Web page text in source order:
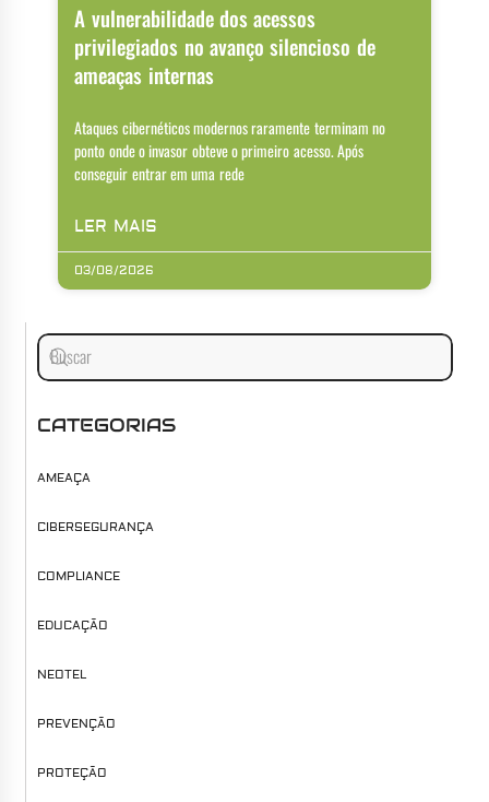
A vulnerabilidade dos acessos
privilegiados no avanço silencioso de
ameaças internas
Ataques cibernéticos modernos raramente terminam no
ponto onde o invasor obteve o primeiro acesso. Após
conseguir entrar em uma rede
LER MAIS
03/08/2026
CATEGORIAS
AMEAÇA
CIBERSEGURANÇA
COMPLIANCE
EDUCAÇÃO
NEOTEL
PREVENÇÃO
PROTEÇÃO